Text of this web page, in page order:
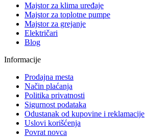
Majstor za klima uređaje
Majstor za toplotne pumpe
Majstor za grejanje
Električari
Blog
Informacije
Prodajna mesta
Način plaćanja
Politika privatnosti
Sigurnost podataka
Odustanak od kupovine i reklamacije
Uslovi korišćenja
Povrat novca